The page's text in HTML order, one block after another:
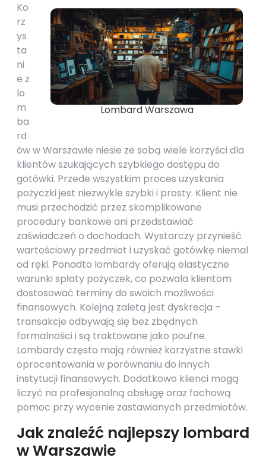
Lombard Warszawa
Ko
rz
ys
ta
ni
e z
lo
m
ba
rd
ów w Warszawie niesie ze sobą wiele korzyści dla
klientów szukających szybkiego dostępu do
gotówki. Przede wszystkim proces uzyskania
pożyczki jest niezwykle szybki i prosty. Klient nie
musi przechodzić przez skomplikowane
procedury bankowe ani przedstawiać
zaświadczeń o dochodach. Wystarczy przynieść
wartościowy przedmiot i uzyskać gotówkę niemal
od ręki. Ponadto lombardy oferują elastyczne
warunki spłaty pożyczek, co pozwala klientom
dostosować terminy do swoich możliwości
finansowych. Kolejną zaletą jest dyskrecja –
transakcje odbywają się bez zbędnych
formalności i są traktowane jako poufne.
Lombardy często mają również korzystne stawki
oprocentowania w porównaniu do innych
instytucji finansowych. Dodatkowo klienci mogą
liczyć na profesjonalną obsługę oraz fachową
pomoc przy wycenie zastawianych przedmiotów.
Jak znaleźć najlepszy lombard
w Warszawie